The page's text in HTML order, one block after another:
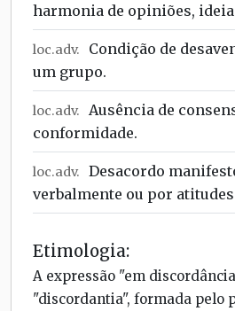
harmonia de opiniões,
loc.adv.
Condição de
um grupo.
loc.adv.
Ausência de
conformidade.
loc.adv.
Desacordo
verbalmente ou por
Etimologia:
A expressão "em
"discordantia", formada pelo